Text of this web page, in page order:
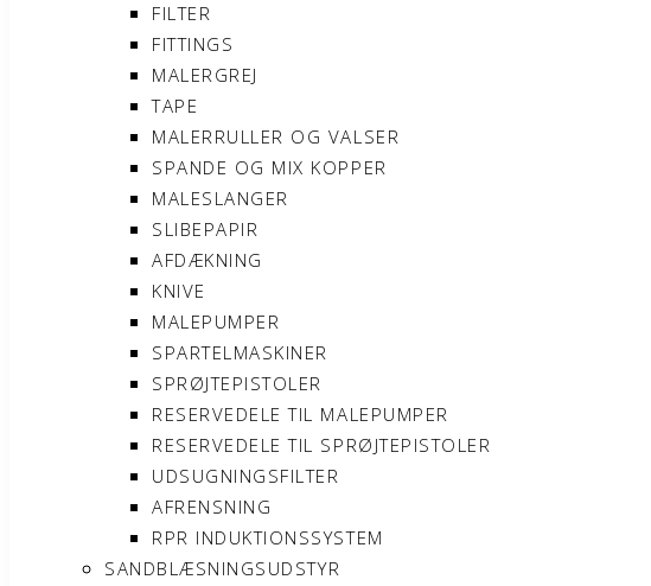
FILTER
FITTINGS
MALERGREJ
TAPE
MALERRULLER OG VALSER
SPANDE OG MIX KOPPER
MALESLANGER
SLIBEPAPIR
AFDÆKNING
KNIVE
MALEPUMPER
SPARTELMASKINER
SPRØJTEPISTOLER
RESERVEDELE TIL MALEPUMPER
RESERVEDELE TIL SPRØJTEPISTOLER
UDSUGNINGSFILTER
AFRENSNING
RPR INDUKTIONSSYSTEM
SANDBLÆSNINGSUDSTYR